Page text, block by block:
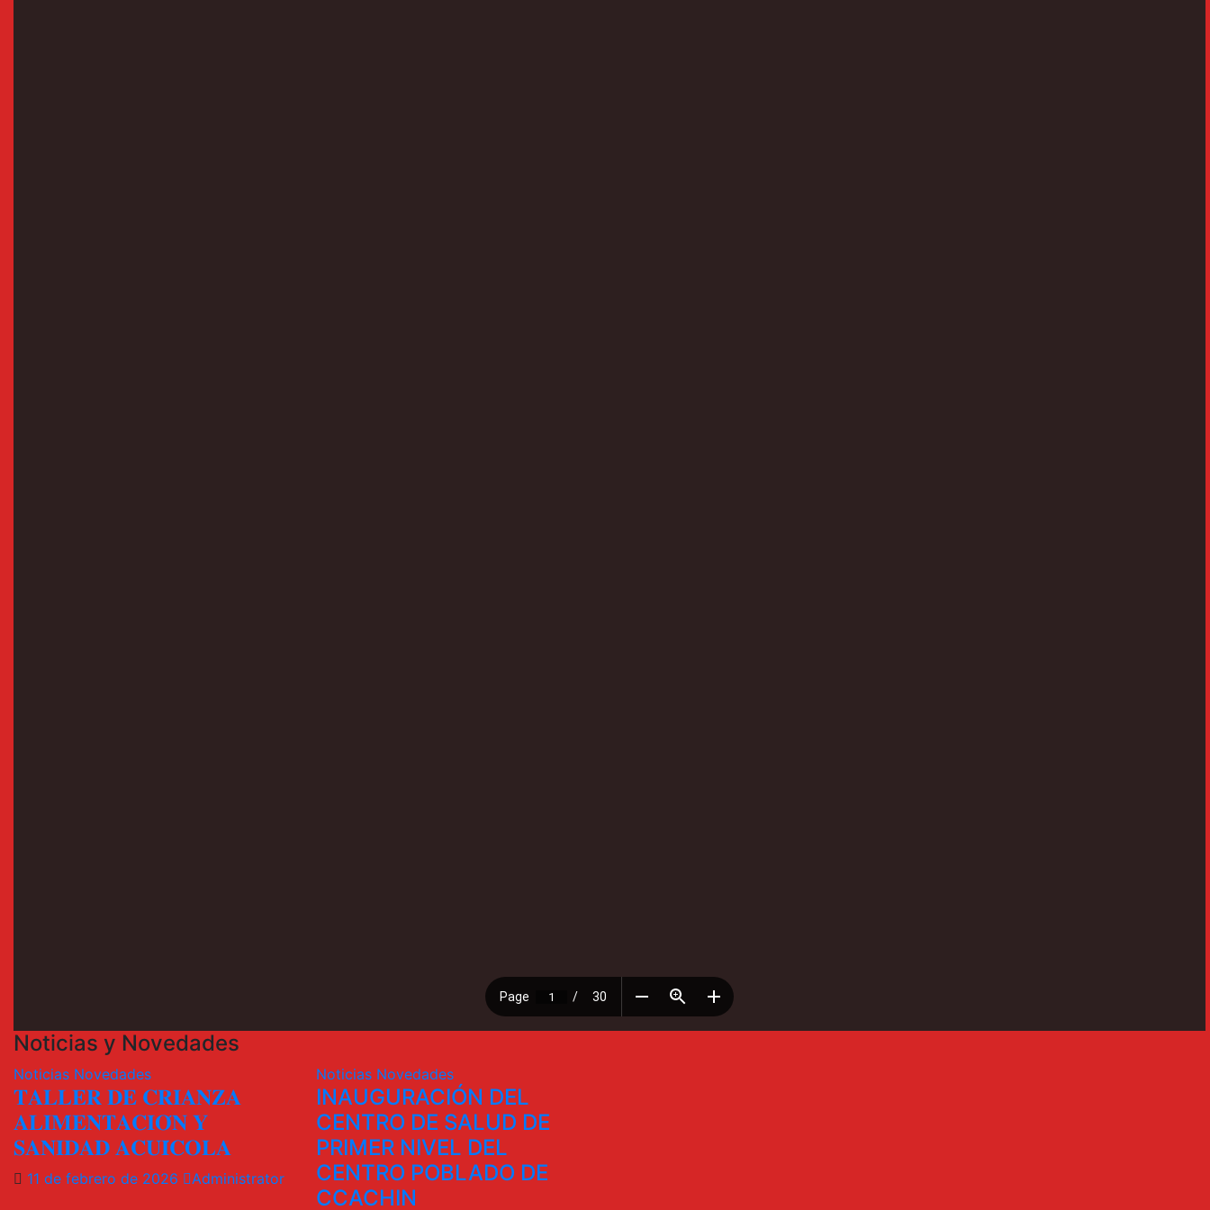
Noticias y Novedades
Noticias Novedades
𝐓𝐀𝐋𝐋𝐄𝐑 𝐃𝐄 𝐂𝐑𝐈𝐀𝐍𝐙𝐀
𝐀𝐋𝐈𝐌𝐄𝐍𝐓𝐀𝐂𝐈𝐎́𝐍 𝐘
𝐒𝐀𝐍𝐈𝐃𝐀𝐃 𝐀𝐂𝐔𝐈́𝐂𝐎𝐋𝐀
11 de febrero de 2026 Administrator
Noticias Novedades
INAUGURACIÓN DEL
CENTRO DE SALUD DE
PRIMER NIVEL DEL
CENTRO POBLADO DE
CCACHIN